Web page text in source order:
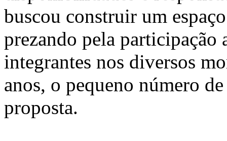
buscou construir um
prezando pela participação
integrantes nos diversos
anos, o pequeno número
proposta.